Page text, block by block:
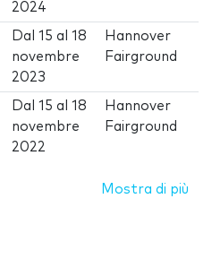
2024
Dal15 al18
novembre
2023
Hannover
Fairground
Dal15 al18
novembre
2022
Hannover
Fairground
Mostra di più